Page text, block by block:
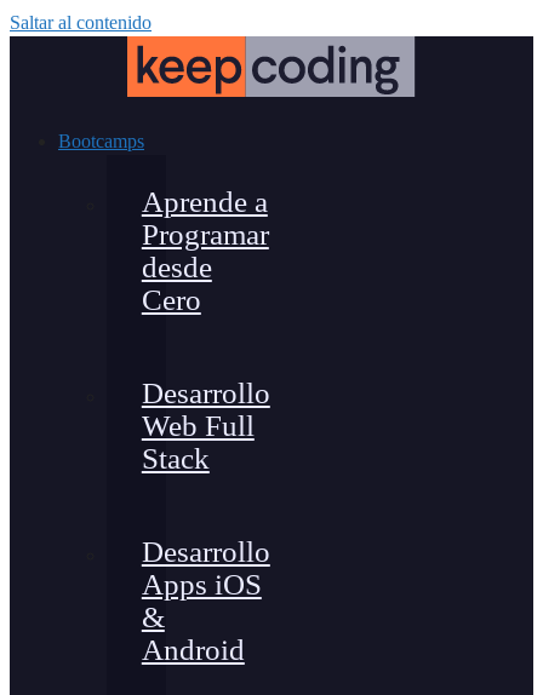
Saltar al contenido
Bootcamps
Aprende a
Programar
desde
Cero
Desarrollo
Web Full
Stack
Desarrollo
Apps iOS
&
Android